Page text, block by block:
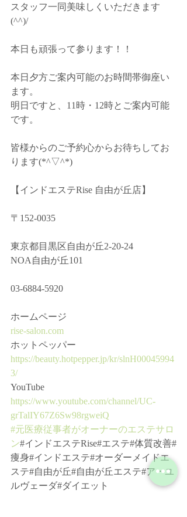
スタッフ一同美味しくいただきます
(^^)/
本日も頑張って参ります！！
本日夕方ご案内可能のお時間帯御座い
ます。
明日ですと、11時・12時とご案内可能
です。
皆様からのご予約心からお待ちしてお
ります(*^▽^*)
【インドエステRise 自由が丘店】﻿
〒152-0035﻿
東京都目黒区自由が丘2-20-24﻿
NOA自由が丘101﻿
03-6884-5920﻿
ホームページ ﻿
rise-salon.com
ホットペッパー﻿
https://beauty.hotpepper.jp/kr/slnH00045994
3/
YouTube﻿
https://www.youtube.com/channel/UC-
grTalIY67Z6Sw98rgweiQ
#元医療従事者がオーナーのエステサロ
ン#インドエステRise#エステ#体質改善#
痩身#インドエステ#オーダーメイドエ
ステ#自由が丘#自由が丘エステ#アーユ
ルヴェーダ#ダイエット﻿